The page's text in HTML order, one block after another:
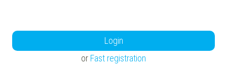
Login
or Fast registration